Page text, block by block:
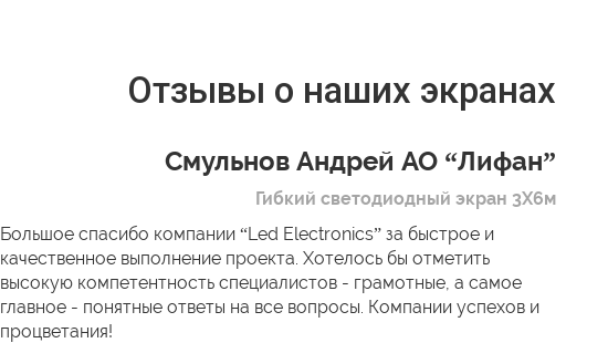
Отзывы о наших экранах
Смульнов Андрей АО “Лифан”
Гибкий светодиодный экран 3Х6м
Большое спасибо компании “Led Electronics” за быстрое и
качественное выполнение проекта. Хотелось бы отметить
высокую компетентность специалистов - грамотные, а самое
главное - понятные ответы на все вопросы. Компании успехов и
процветания!